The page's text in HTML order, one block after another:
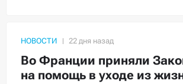
НОВОСТИ
Во Франции приняли
на помощь в уходе из